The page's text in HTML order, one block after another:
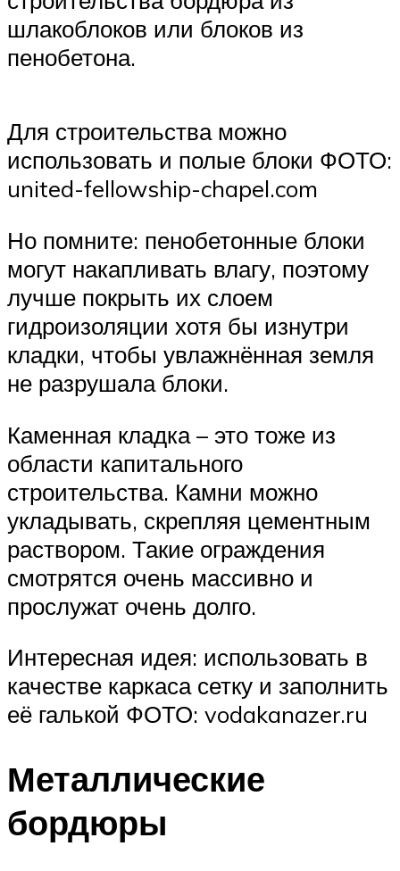
шлакоблоков или блоков из
пенобетона.
Для строительства можно
использовать и полые блоки ФОТО:
united-fellowship-chapel.com
Но помните: пенобетонные блоки
могут накапливать влагу, поэтому
лучше покрыть их слоем
гидроизоляции хотя бы изнутри
кладки, чтобы увлажнённая земля
не разрушала блоки.
Каменная кладка – это тоже из
области капитального
строительства. Камни можно
укладывать, скрепляя цементным
раствором. Такие ограждения
смотрятся очень массивно и
прослужат очень долго.
Интересная идея: использовать в
качестве каркаса сетку и заполнить
её галькой ФОТО: vodakanazer.ru
Металлические
бордюры